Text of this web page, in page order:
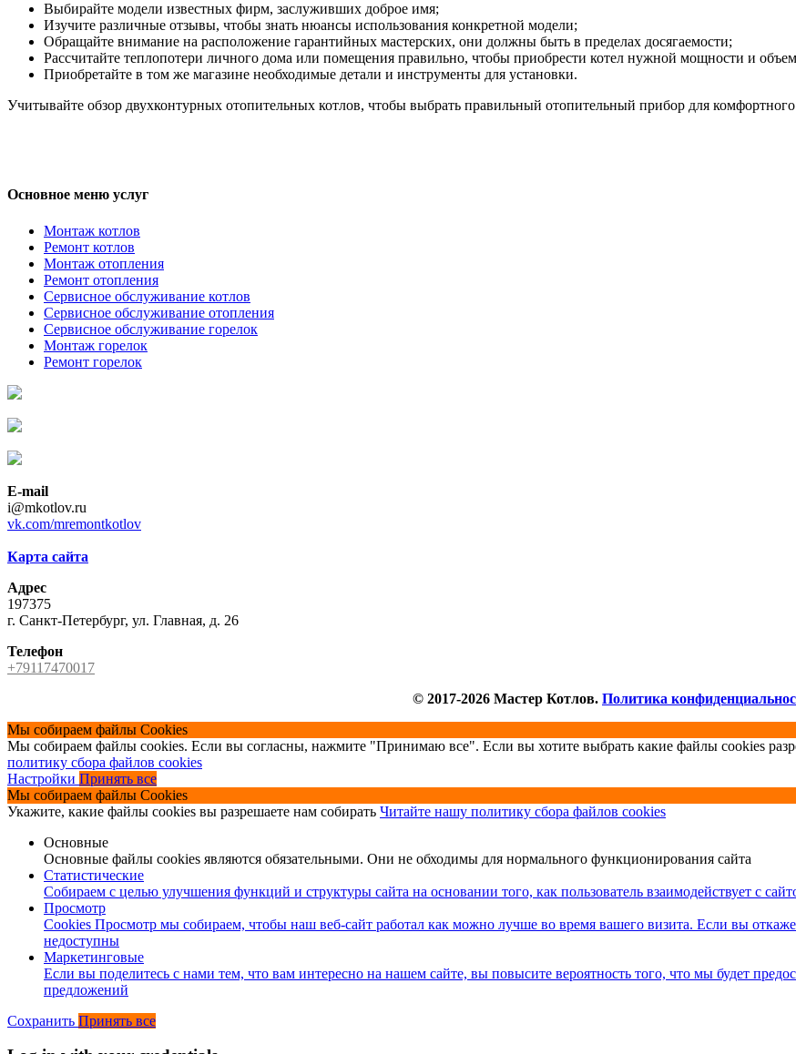
Выбирайте модели известных фирм, заслуживших доброе имя;
Изучите различные отзывы, чтобы знать нюансы использования конкретной модели;
Обращайте внимание на расположение гарантийных мастерских, они должны быть в пределах досягаемости;
Рассчитайте теплопотери личного дома или помещения правильно, чтобы приобрести котел нужной мощности и
Приобретайте в том же магазине необходимые детали и инструменты для установки.
Учитывайте обзор двухконтурных отопительных котлов, чтобы выбрать правильный отопительный прибор для
Основное меню услуг
Монтаж котлов
Ремонт котлов
Монтаж отопления
Ремонт отопления
Сервисное обслуживание котлов
Сервисное обслуживание отопления
Сервисное обслуживание горелок
Монтаж горелок
Ремонт горелок
E-mail
i@mkotlov.ru
vk.com/mremontkotlov
Карта сайта
Адрес
197375
г. Санкт-Петербург, ул. Главная, д. 26
Телефон
+79117470017
© 2017-2026 Мастер Котлов. Политика
Мы собираем файлы Cookies
Мы собираем файлы cookies. Если вы согласны, нажмите "Принимаю все". Если вы хотите выбрать какие файлы cookies
политику сбора файлов cookies
Настройки Принять все
Мы собираем файлы Cookies
Укажите, какие файлы cookies вы разрешаете нам собирать Читайте нашу политику сбора файлов cookies
Основные
Основные файлы cookies являются обязательными. Они не обходимы для нормального функционирования сайта
Статистические
Собираем с целью улучшения функций и структуры сайта на основании того, как пользователь взаимодействует с
Просмотр
Cookies Просмотр мы собираем, чтобы наш веб-сайт работал как можно лучше во время вашего визита. Если вы
недоступны
Маркетинговые
Если вы поделитесь с нами тем, что вам интересно на нашем сайте, вы повысите вероятность того, что мы будет
предложений
Сохранить Принять все